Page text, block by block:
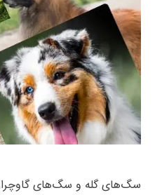
سگ‌های گله و سگ‌های